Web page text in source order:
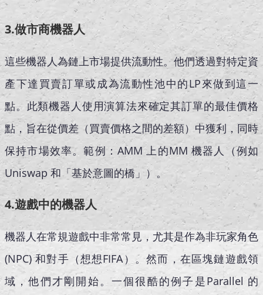
3.做市商機器人
這些機器人為鏈上市場提供流動性。他們透過對特定資
產下達買賣訂單或成為流動性池中的LP來做到這一
點。此類機器人使用演算法來確定其訂單的最佳價格
點，旨在從價差（買賣價格之間的差額）中獲利，同時
保持市場效率。範例：AMM 上的MM 機器人（例如
Uniswap 和「基於意圖的橋」）。
4.遊戲中的機器人
機器人在常規遊戲中非常常見，尤其是作為非玩家角色
(NPC) 和對手（想想FIFA）。然而，在區塊鏈遊戲領
域，他們才剛開始。一個很酷的例子是Parallel 的